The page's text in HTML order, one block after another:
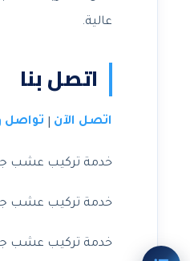
عالية.
اتصل بنا
اتصل الآن تواصل
خدمة تركيب عشب
خدمة تركيب عشب
خدمة تركيب عشب